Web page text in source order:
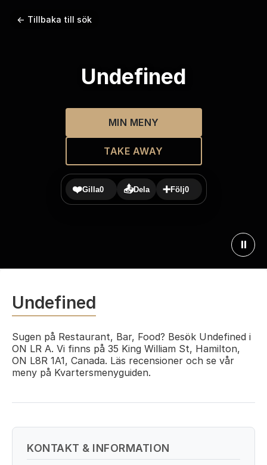
← Tillbaka till sök
Undefined
MIN MENY
TAKE AWAY
❤️Gilla0 📤Dela ➕Följ0
⏸
Undefined
Sugen på Restaurant, Bar, Food? Besök Undefined i
ON LR A. Vi finns på 35 King William St, Hamilton,
ON L8R 1A1, Canada. Läs recensioner och se vår
meny på Kvartersmenyguiden.
KONTAKT & INFORMATION